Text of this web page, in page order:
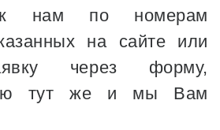
к нам по номерам
на сайте или
через форму,
тут же и мы Вам